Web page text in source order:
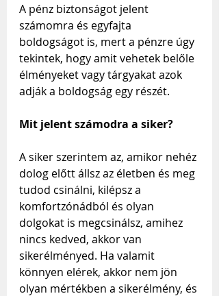
A pénz biztonságot jelent
számomra és egyfajta
boldogságot is, mert a pénzre úgy
tekintek, hogy amit vehetek belőle
élményeket vagy tárgyakat azok
adják a boldogság egy részét.
Mit jelent számodra a siker?
A siker szerintem az, amikor nehéz
dolog előtt állsz az életben és meg
tudod csinálni, kilépsz a
komfortzónádból és olyan
dolgokat is megcsinálsz, amihez
nincs kedved, akkor van
sikerélményed. Ha valamit
könnyen elérek, akkor nem jön
olyan mértékben a sikerélmény, és